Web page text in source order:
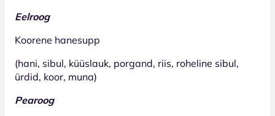
Eelroog
Koorene hanesupp
(hani, sibul, küüslauk, porgand, riis, roheline sibul,
ürdid, koor, muna)
Pearoog